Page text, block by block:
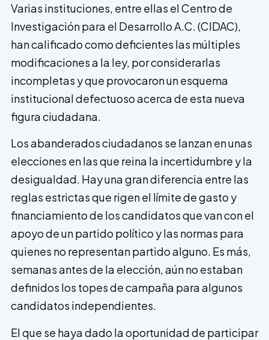
Varias instituciones, entre ellas el Centro de
Investigación para el Desarrollo A.C. (CIDAC),
han calificado como deficientes las múltiples
modificaciones a la ley, por considerarlas
incompletas y que provocaron un esquema
institucional defectuoso acerca de esta nueva
figura ciudadana.
Los abanderados ciudadanos se lanzan en unas
elecciones en las que reina la incertidumbre y la
desigualdad. Hay una gran diferencia entre las
reglas estrictas que rigen el límite de gasto y
financiamiento de los candidatos que van con el
apoyo de un partido político y las normas para
quienes no representan partido alguno. Es más,
semanas antes de la elección, aún no estaban
definidos los topes de campaña para algunos
candidatos independientes.
El que se haya dado la oportunidad de participar